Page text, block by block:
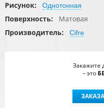
Рисунок: Однотонная
Поверхность:
Матовая
Производитель:
Cifre
Закажите
– это